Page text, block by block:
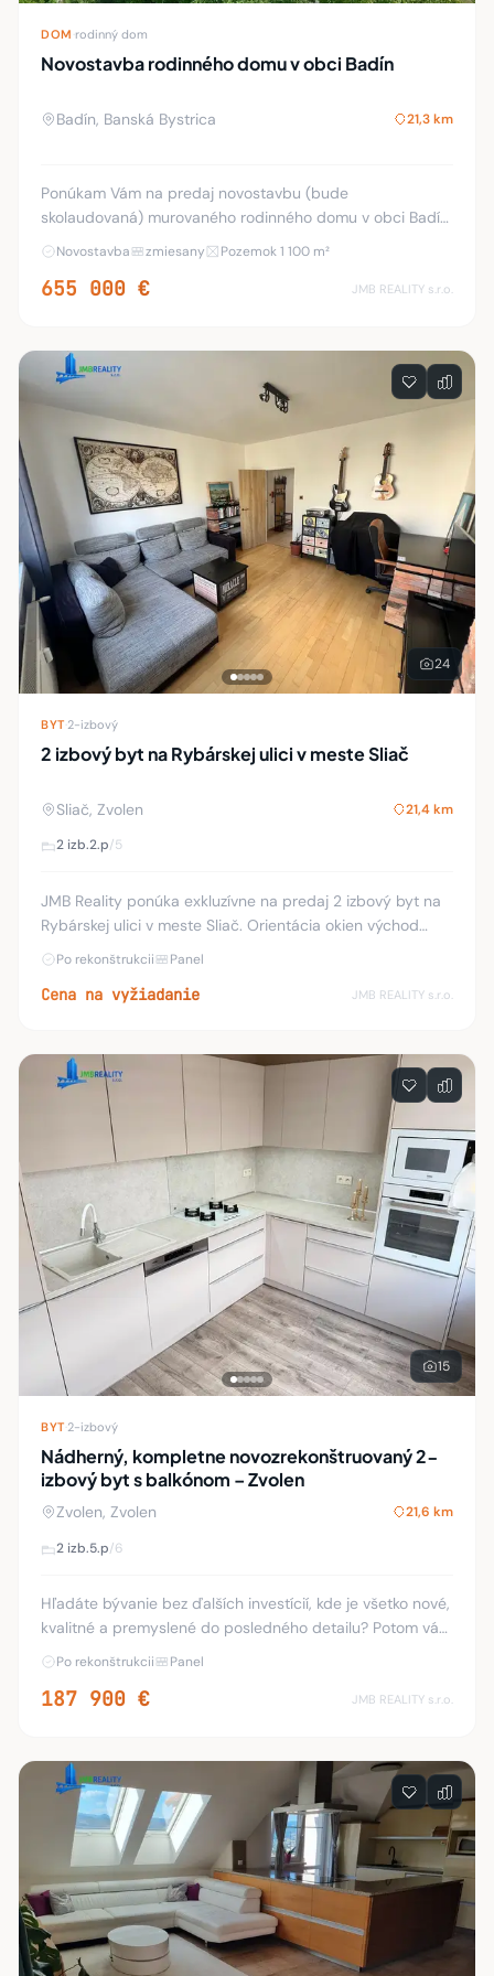
DOM rodinný dom
Novostavba rodinného domu v obci Badín
Badín, Banská Bystrica 21,3 km
Ponúkam Vám na predaj novostavbu (bude
skolaudovaná) murovaného rodinného domu v obci Badín,
na Laurinskej ulici (odbočka z hlavnej cesty vľavo od BB)
posledný dom v slepej uličke, v prostredí krásnej
Novostavba zmiesany Pozemok 1 100 m²
655 000 € JMB REALITY s.r.o.
24
BYT· 2-izbový
2 izbový byt na Rybárskej ulici v meste Sliač
Sliač, Zvolen 21,4 km
2 izb.2.p/5
JMB Reality ponúka exkluzívne na predaj 2 izbový byt na
Rybárskej ulici v meste Sliač. Orientácia okien východ
západ. Výmera bytu je 50 m2 plus presklená terasa 8
Po rekonštrukcii Panel
Cena na vyžiadanie JMB REALITY s.r.o.
15
BYT· 2-izbový
Nádherný, kompletne novozrekonštruovaný 2-
izbový byt s balkónom – Zvolen
Zvolen, Zvolen 21,6 km
2 izb.5.p/6
Hľadáte bývanie bez ďalších investícií, kde je všetko nové,
kvalitné a premyslené do posledného detailu? Potom vás
tento výnimočný byt určite osloví. Ponúkam vám na
Po rekonštrukcii Panel
187 900 € JMB REALITY s.r.o.